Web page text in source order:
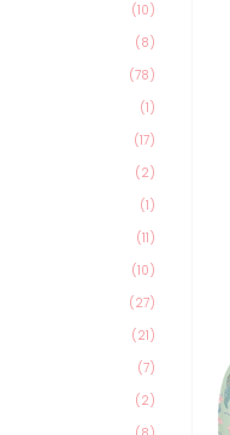
(10)
(8)
(78)
(1)
(17)
(2)
(1)
(11)
(10)
(27)
(21)
(7)
(2)